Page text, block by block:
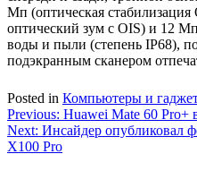
Мп (оптическая
оптический зум с OIS) и 12
воды и пыли (степень IP68),
подэкранным сканером
Posted in Компьютеры и
Навигация
по
Previous: Huawei Mate 60 Pro+
Next: Инсайдер опубликовал
X100 Pro